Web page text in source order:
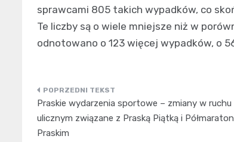
sprawcami 805 takich wypadków, co
Te liczby są o wiele mniejsze niż w
odnotowano o 123 więcej wypadków, o
Nawigacja
wpisu
Praskie wydarzenia sportowe – zmiany w ruchu
ulicznym związane z Praską Piątką i
Praskim